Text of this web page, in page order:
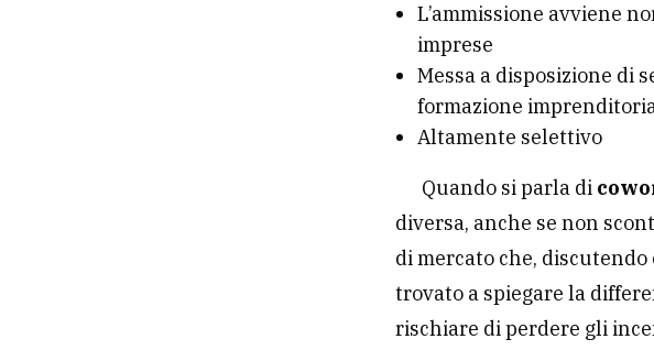
L’ammissione avviene
imprese
Messa a disposizione di
formazione
Altamente selettivo
Quando si parla di
diversa, anche se non
di mercato che,
trovato a spiegare la
rischiare di perdere gli